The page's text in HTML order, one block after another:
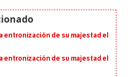
entronización de su majestad el
entronización de su majestad el